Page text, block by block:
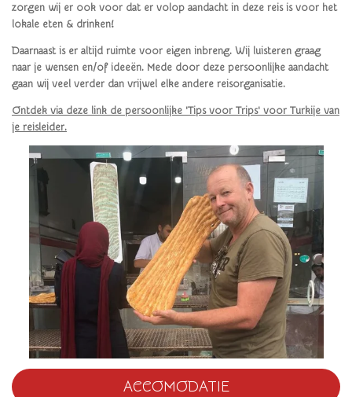
zorgen wij er ook voor dat er volop aandacht in deze reis is voor het
lokale eten & drinken!
Daarnaast is er altijd ruimte voor eigen inbreng. Wij luisteren graag
naar je wensen en/of ideeën. Mede door deze persoonlijke aandacht
gaan wij veel verder dan vrijwel elke andere reisorganisatie.
Ontdek via deze link de persoonlijke 'Tips voor Trips' voor Turkije van
je reisleider.
ACCOMODATIE